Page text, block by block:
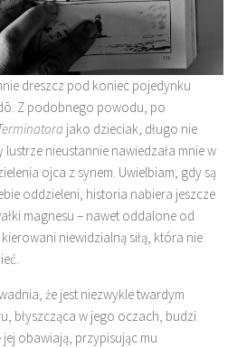
dreszcz pod koniec pojedynku
Z podobnego powodu, po
jako dzieciak, długo nie
lustrze nieustannie nawiedzała mnie w
ojca z synem. Uwielbiam, gdy są
oddzieleni, historia nabiera jeszcze
magnesu – nawet oddalone od
niewidzialną siłą, która nie
że jest niezwykle twardym
błyszcząca w jego oczach, budzi
obawiają, przypisując mu